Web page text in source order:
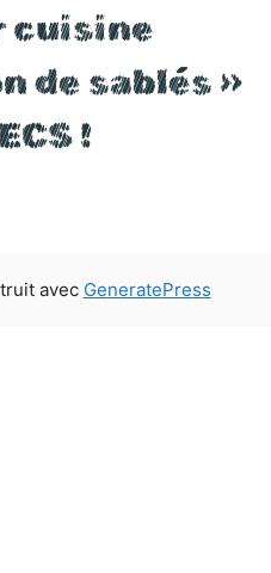
cuisine
de sablés »
!
avec GeneratePress